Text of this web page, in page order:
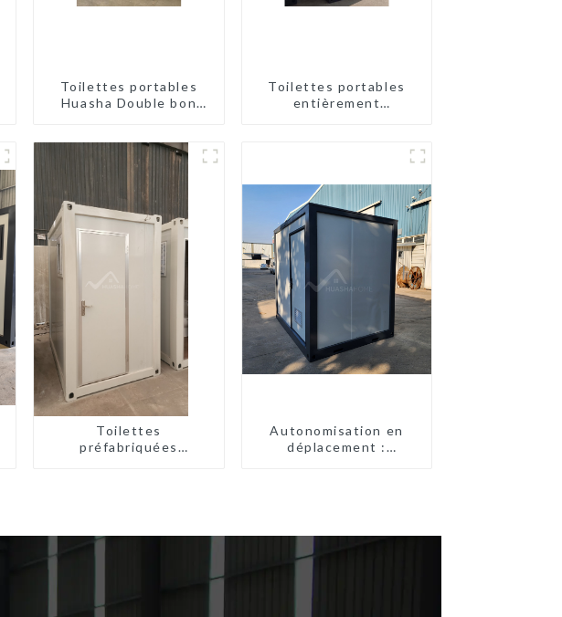
Toilettes portables
Huasha Double bon
Toilettes portables
entièrement
Toilettes
préfabriquées
Autonomisation en
déplacement :